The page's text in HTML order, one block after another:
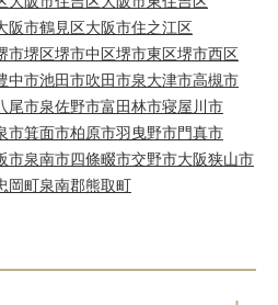
阪市鶴見区大阪市住之江区
市堺区堺市中区堺市東区堺市西区
中市池田市吹田市泉大津市高槻市
尾市泉佐野市富田林市寝屋川市
市箕面市柏原市羽曳野市門真市
市泉南市四條畷市交野市大阪狭山市
岡町泉南郡熊取町